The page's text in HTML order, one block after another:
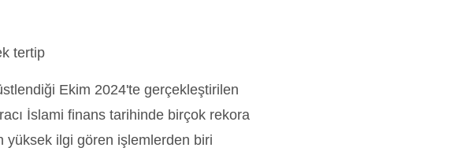
tertip
Ekim 2024'te gerçekleştirilen
İslami finans tarihinde birçok rekora
yüksek ilgi gören işlemlerden biri